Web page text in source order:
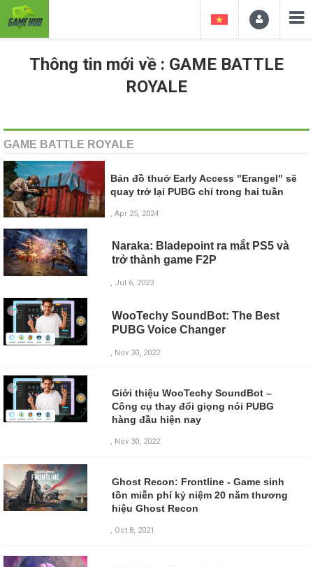
Thông tin mới về : GAME BATTLE
ROYALE
GAME BATTLE ROYALE
Bản đồ thuở Early Access "Erangel" sẽ
quay trở lại PUBG chỉ trong hai tuần
, Apr 25, 2024
Naraka: Bladepoint ra mắt PS5 và
trở thành game F2P
, Jul 6, 2023
WooTechy SoundBot: The Best
PUBG Voice Changer
, Nov 30, 2022
Giới thiệu WooTechy SoundBot –
Công cụ thay đổi giọng nói PUBG
hàng đầu hiện nay
, Nov 30, 2022
Ghost Recon: Frontline - Game sinh
tồn miễn phí kỷ niệm 20 năm thương
hiệu Ghost Recon
, Oct 8, 2021